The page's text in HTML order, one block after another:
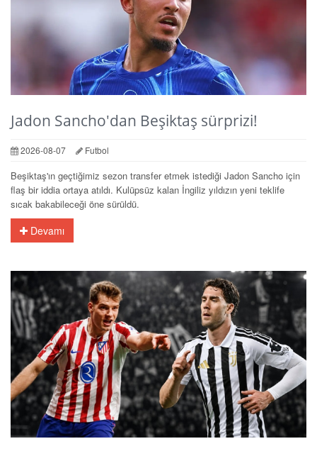
Jadon Sancho'dan Beşiktaş sürprizi!
2026-08-07 Futbol
Beşiktaş'ın geçtiğimiz sezon transfer etmek istediği Jadon Sancho için
flaş bir iddia ortaya atıldı. Kulüpsüz kalan İngiliz yıldızın yeni teklife
sıcak bakabileceği öne sürüldü.
Devamı